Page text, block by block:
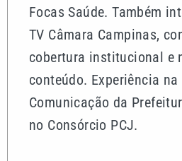
Focas Saúde. Também
TV Câmara Campinas,
cobertura institucional e
conteúdo. Experiência
Comunicação da
no Consórcio PCJ.